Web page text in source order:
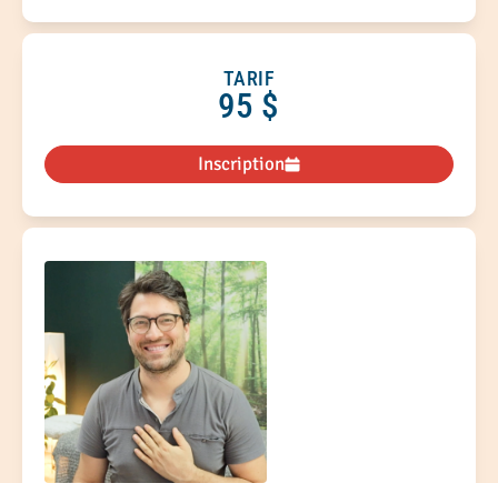
TARIF
95 $
Inscription